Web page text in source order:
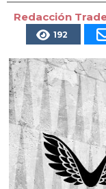
Redacción
192